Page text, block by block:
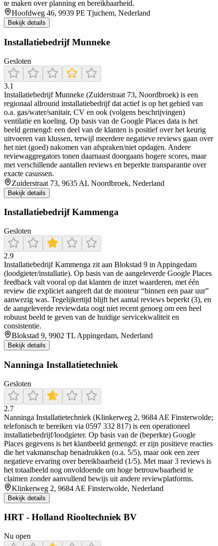
te maken over planning en bereikbaarheid.
Hoofdweg 46, 9939 PE Tjuchem, Nederland
Bekijk details
Installatiebedrijf Munneke
Gesloten
3.1
Installatiebedrijf Munneke (Zuiderstraat 73, Noordbroek) is een
regionaal allround installatiebedrijf dat actief is op het gebied van
o.a. gas/water/sanitair, CV en ook (volgens beschrijvingen)
ventilatie en koeling. Op basis van de Google Places data is het
beeld gemengd: een deel van de klanten is positief over het keurig
uitvoeren van klussen, terwijl meerdere negatieve reviews gaan over
het niet (goed) nakomen van afspraken/niet opdagen. Andere
reviewaggregators tonen daarnaast doorgaans hogere scores, maar
met verschillende aantallen reviews en beperkte transparantie over
exacte casussen.
Zuiderstraat 73, 9635 AL Noordbroek, Nederland
Bekijk details
Installatiebedrijf Kammenga
Gesloten
2.9
Installatiebedrijf Kammenga zit aan Blokstad 9 in Appingedam
(loodgieter/installatie). Op basis van de aangeleverde Google Places
feedback valt vooral op dat klanten de inzet waarderen, met één
review die expliciet aangeeft dat de monteur “binnen een paar uur”
aanwezig was. Tegelijkertijd blijft het aantal reviews beperkt (3), en
de aangeleverde reviewdata oogt niet recent genoeg om een heel
robuust beeld te geven van de huidige servicekwaliteit en
consistentie.
Blokstad 9, 9902 TL Appingedam, Nederland
Bekijk details
Nanninga Installatietechniek
Gesloten
2.7
Nanninga Installatietechniek (Klinkerweg 2, 9684 AE Finsterwolde;
telefonisch te bereiken via 0597 332 817) is een operationeel
installatiebedrijf/loodgieter. Op basis van de (beperkte) Google
Places gegevens is het klantbeeld gemengd: er zijn positieve reacties
die het vakmanschap benadrukken (o.a. 5/5), maar ook een zeer
negatieve ervaring over bereikbaarheid (1/5). Met maar 3 reviews is
het totaalbeeld nog onvoldoende om hoge betrouwbaarheid te
claimen zonder aanvullend bewijs uit andere reviewplatforms.
Klinkerweg 2, 9684 AE Finsterwolde, Nederland
Bekijk details
HRT - Holland Riooltechniek BV
Nu open